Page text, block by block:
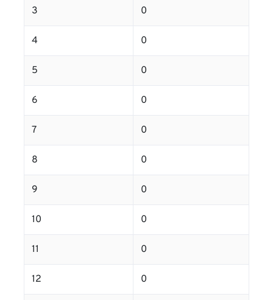
3 0
4 0
5 0
6 0
7 0
8 0
9 0
10 0
11 0
12 0